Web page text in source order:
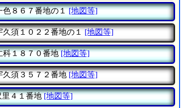
８６７番地の１ [地図等]
須１０２２番地の１ [地図等]
１８７０番地 [地図等]
須３５７２番地 [地図等]
４１番地 [地図等]